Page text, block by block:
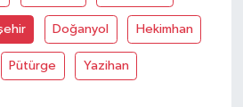
Doğanyol Hekimhan
Pütürge Yazihan